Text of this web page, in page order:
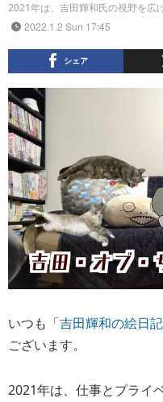
2021年は、吉田輝和氏の視野を広
2022.1.2 Sun 17:45
シェア
いつも「吉田輝和の絵日記
ございます。
2021年は、仕事とプライ